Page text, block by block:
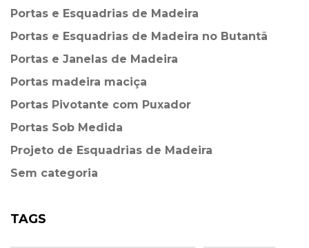
Portas e Esquadrias de Madeira
Portas e Esquadrias de Madeira no Butantã
Portas e Janelas de Madeira
Portas madeira maciça
Portas Pivotante com Puxador
Portas Sob Medida
Projeto de Esquadrias de Madeira
Sem categoria
TAGS